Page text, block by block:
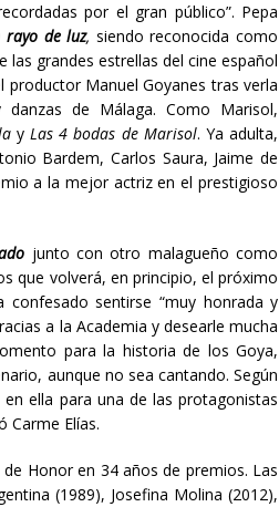
por el gran público”. Pepa
rayo de luz, siendo reconocida como
las grandes estrellas del cine español
Manuel Goyanes tras verla
de Málaga. Como Marisol,
y Las 4 bodas de Marisol. Ya adulta,
Bardem, Carlos Saura, Jaime de
a la mejor actriz en el prestigioso
junto con otro malagueño como
que volverá, en principio, el próximo
confesado sentirse “muy honrada y
a la Academia y desearle mucha
para la historia de los Goya,
aunque no sea cantando. Según
ella para una de las protagonistas
Carme Elías.
Honor en 34 años de premios. Las
(1989), Josefina Molina (2012),